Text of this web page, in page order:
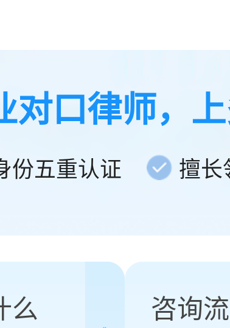
对口律师，
份五重认证 擅长
么
咨询